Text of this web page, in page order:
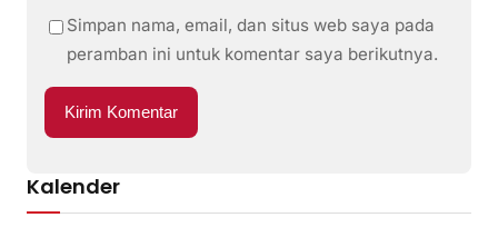
Simpan nama, email, dan situs web saya pada
peramban ini untuk komentar saya berikutnya.
Kalender